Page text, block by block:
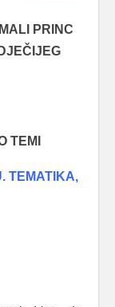
PRINC
TEMI
TEMATIKA,